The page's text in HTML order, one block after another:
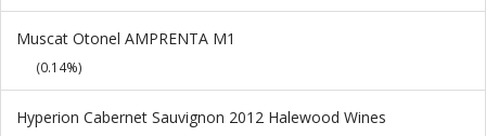
Muscat Otonel AMPRENTA M1
(0.14%)
Hyperion Cabernet Sauvignon 2012 Halewood Wines